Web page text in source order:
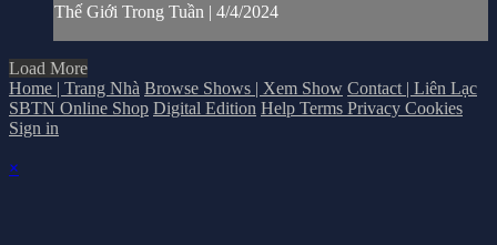
Thế Giới Trong Tuần | 4/4/2024
Load More
Home | Trang Nhà Browse Shows | Xem Show Contact | Liên Lạc
SBTN Online Shop Digital Edition Help Terms Privacy Cookies
Sign in
×